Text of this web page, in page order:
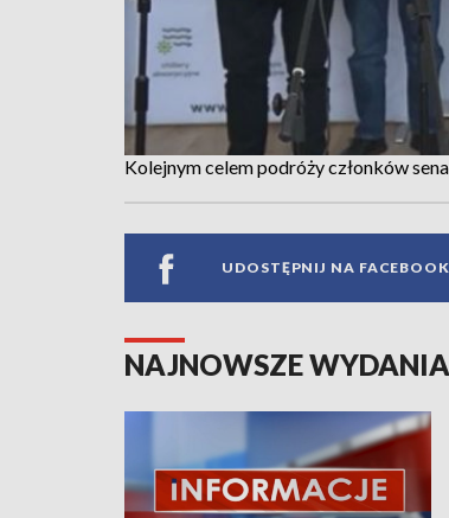
Kolejnym celem podróży członków
UDOSTĘPNIJ NA
NAJNOWSZE